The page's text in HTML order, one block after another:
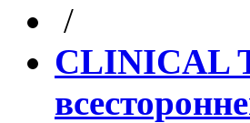
/
CLINICAL